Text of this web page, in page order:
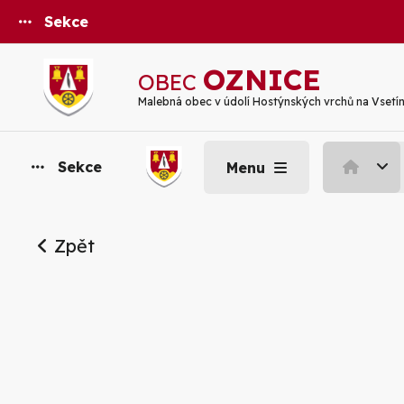
Sekce
OBEC OZNICE
Malebná obec v údolí Hostýnských vrchů na
Sekce Menu
Zpět